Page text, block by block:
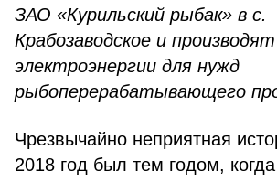
ЗАО «Курильский рыбак» в с.
Крабозаводское и
электроэнергии для нужд
рыбоперерабатывающего
Чрезвычайно неприятная
2018 год был тем годом,